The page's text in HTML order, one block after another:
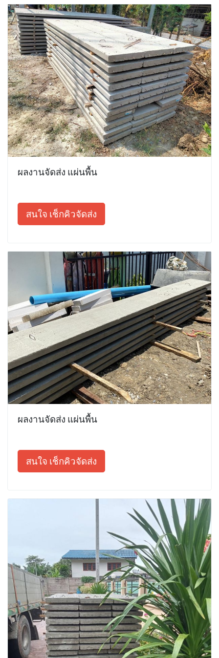
ผลงานจัดส่ง แผ่นพื้น
สนใจ เช็กคิวจัดส่ง
ผลงานจัดส่ง แผ่นพื้น
สนใจ เช็กคิวจัดส่ง